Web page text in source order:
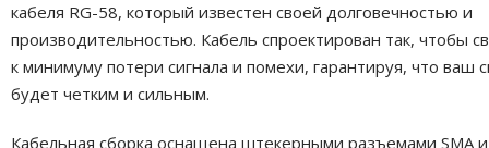
кабеля RG-58, который известен своей долговечностью и
производительностью. Кабель спроектирован так, чтобы
к минимуму потери сигнала и помехи, гарантируя, что ваш
будет четким и сильным.
Кабельная сборка оснащена штекерными разъемами SMA